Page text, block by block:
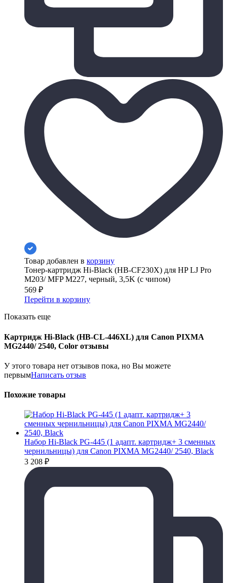
Товар добавлен в корзину
Тонер-картридж Hi-Black (HB-CF230X) для HP LJ Pro
M203/ MFP M227, черный, 3,5K (с чипом)
569 ₽
Перейти в корзину
Показать еще
Картридж Hi-Black (HB-CL-446XL) для Canon PIXMA
MG2440/ 2540, Color отзывы
У этого товара нет отзывов пока, но Вы можете
первымНаписать отзыв
Похожие товары
Набор Hi-Black PG-445 (1 адапт. картридж+ 3 сменных
чернильницы) для Canon PIXMA MG2440/ 2540, Black
3 208 ₽